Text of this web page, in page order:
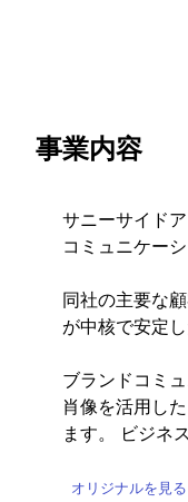
事業内容
サニーサイド
コミュニケー
同社の主要な
が中核で安定
ブランドコミ
肖像を活用し
ます。 ビジネ
オリジナルを見る